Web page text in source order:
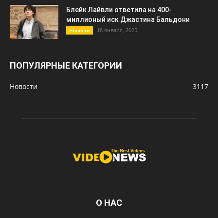
Блейк Лайвли ответила на 400-
миллионый иск Джастина Бальдони
Новости 18 января, 2025
ПОПУЛЯРНЫЕ КАТЕГОРИИ
Новости 3117
О НАС